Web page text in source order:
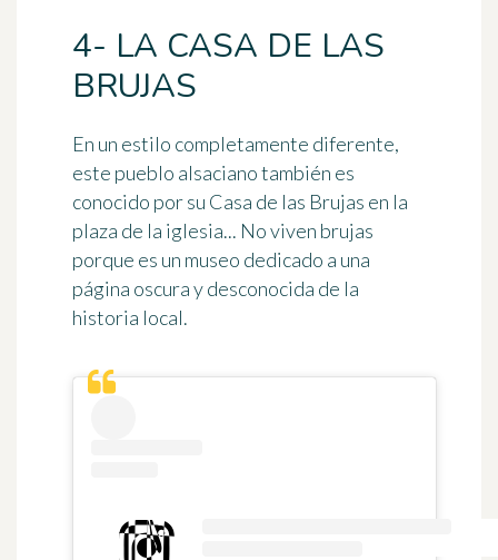
4- LA CASA DE LAS
BRUJAS
En un estilo completamente diferente,
este pueblo alsaciano también es
conocido por su Casa de las Brujas en la
plaza de la iglesia... No viven brujas
porque es un museo dedicado a una
página oscura y desconocida de la
historia local.